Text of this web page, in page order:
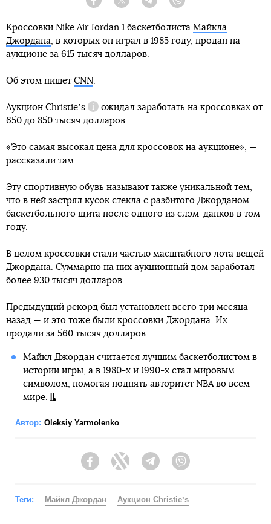
Facebook Twitter Telegram
Кроссовки Nike Air Jordan 1 баскетболиста Майкла
Джордана , в которых он играл в 1985 году, продан на
аукционе за 615 тысяч долларов.
Об этом пишет CNN
Аукцион Christieʼs
Справка
ожидал заработать на кроссовках от
650 до 850 тысяч долларов.
«Это самая высокая цена для кроссовок на аукционе», —
рассказали там.
Эту спортивную обувь называют также уникальной тем,
что в ней застрял кусок стекла с разбитого Джорданом
баскетбольного щита после одного из слэм-данков в том
году.
В целом кроссовки стали частью масштабного лота вещей
Джордана. Суммарно на них аукционный дом заработал
более 930 тысяч долларов.
Предыдущий рекорд был установлен всего три месяца
назад — и это тоже были кроссовки Джордана. Их
продали за 560 тысяч долларов.
Майкл Джордан считается лучшим баскетболистом в
истории игры, а в 1980-х и 1990-х стал мировым
символом, помогая поднять авторитет NBA во всем
мире.
Автор: Oleksiy Yarmolenko
FacebookTwitter Telegram
Теги: Майкл Джордан Аукцион Christieʼs